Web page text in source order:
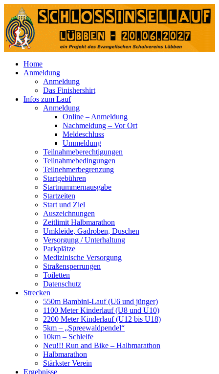
Home
Anmeldung
Anmeldung
Das Finishershirt
Infos zum Lauf
Anmeldung
Online – Anmeldung
Nachmeldung – Vor Ort
Meldeschluss
Ummeldung
Teilnahmeberechtigungen
Teilnahmebedingungen
Teilnehmerbegrenzung
Startgebühren
Startnummernausgabe
Startzeiten
Start und Ziel
Auszeichnungen
Zeitlimit Halbmarathon
Umkleide, Gadroben, Duschen
Versorgung / Unterhaltung
Parkplätze
Medizinische Versorgung
Straßensperrungen
Toiletten
Datenschutz
Strecken
550m Bambini-Lauf (U6 und jünger)
1100 Meter Kinderlauf (U8 und U10)
2200 Meter Kinderlauf (U12 bis U18)
5km – „Spreewaldpendel“
10km – Schleife
Neu!!! Run and Bike – Halbmarathon
Halbmarathon
Stärkster Verein
Ergebnisse